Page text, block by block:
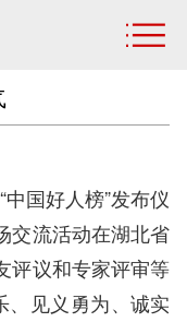
国好人榜”发布仪
交流活动在湖北省
评议和专家评审等
、见义勇为、诚实